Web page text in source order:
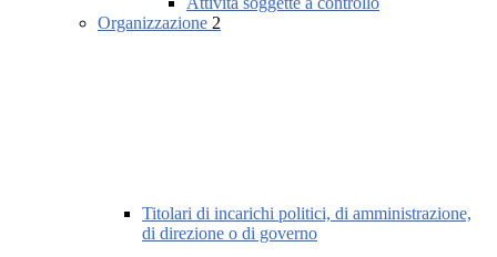
Organizzazione 2
Titolari di incarichi politici, di amministrazione,
di direzione o di governo